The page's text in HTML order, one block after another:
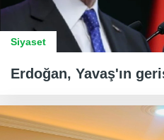
Siyaset
Erdoğan, Yavaş'ın